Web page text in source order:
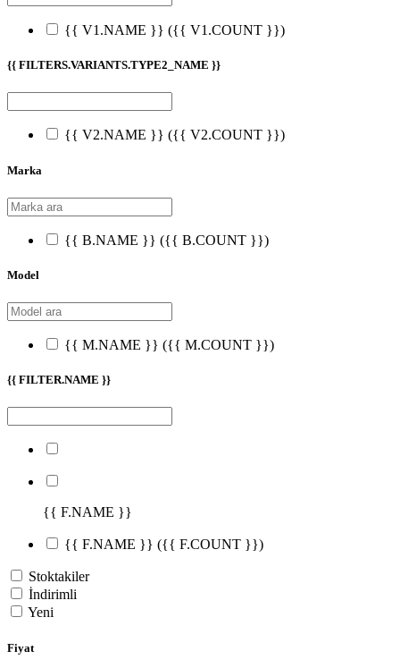
{{ V1.NAME }} ({{ V1.COUNT }})
{{ FILTERS.VARIANTS.TYPE2_NAME }}
{{ V2.NAME }} ({{ V2.COUNT }})
Marka
{{ B.NAME }} ({{ B.COUNT }})
Model
{{ M.NAME }} ({{ M.COUNT }})
{{ FILTER.NAME }}
{{ F.NAME }}
{{ F.NAME }} ({{ F.COUNT }})
Stoktakiler
İndirimli
Yeni
Fiyat